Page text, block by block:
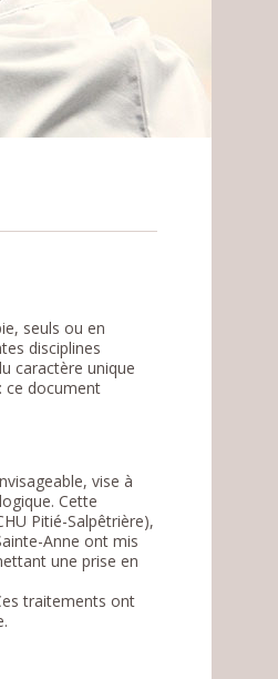
seuls ou en
disciplines
caractère unique
ce document
vise à
Cette
Pitié-Salpêtrière),
Anne ont mis
une prise en
traitements ont